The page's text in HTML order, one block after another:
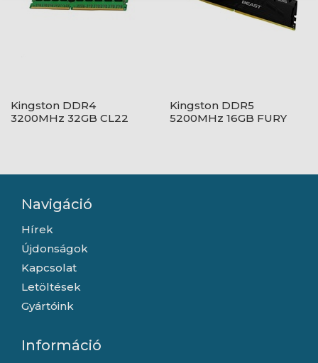
Kingston DDR4
3200MHz 32GB CL22
Kingston DDR5
5200MHz 16GB FURY
Navigáció
Hírek
Újdonságok
Kapcsolat
Letöltések
Gyártóink
Információ